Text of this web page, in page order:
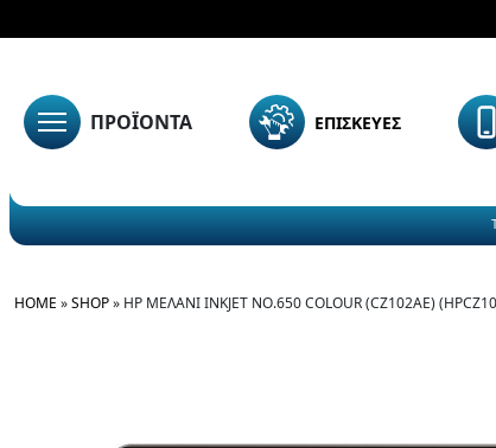
ΠΡΟΪΟΝΤΑ ΕΠΙΣΚΕΥΕΣ
HOME »SHOP» HP ΜΕΛΆΝΙ INKJET NO.650 COLOUR (CZ102AE)